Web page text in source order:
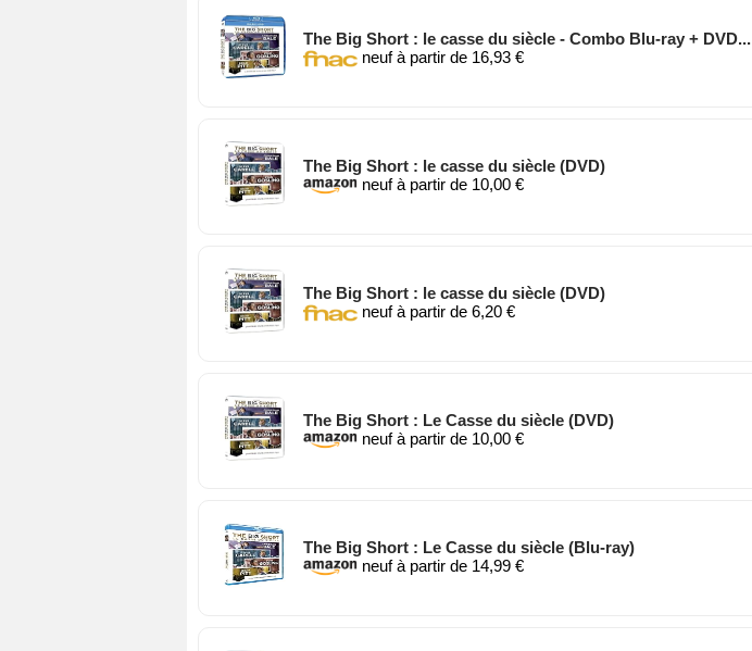
The Big Short : le casse du siècle - Combo Blu-ray + DVD...
neuf à partir de 16,93 €
The Big Short : le casse du siècle (DVD)
neuf à partir de 10,00 €
The Big Short : le casse du siècle (DVD)
neuf à partir de 6,20 €
The Big Short : Le Casse du siècle (DVD)
neuf à partir de 10,00 €
The Big Short : Le Casse du siècle (Blu-ray)
neuf à partir de 14,99 €